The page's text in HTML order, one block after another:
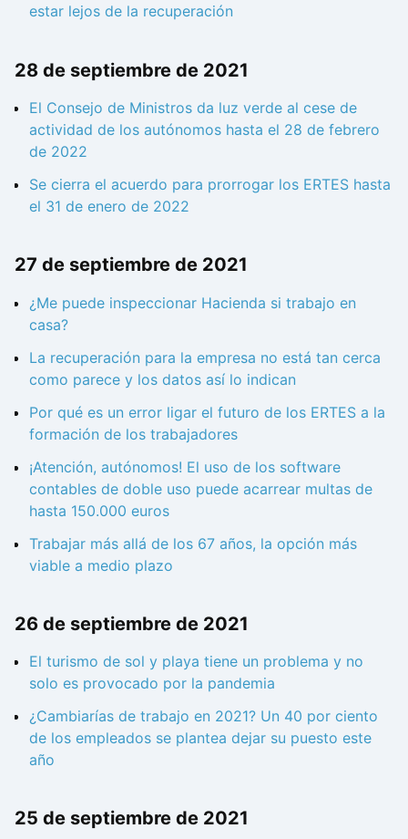
estar lejos de la recuperación
28 de septiembre de 2021
El Consejo de Ministros da luz verde al cese de
actividad de los autónomos hasta el 28 de febrero
de 2022
Se cierra el acuerdo para prorrogar los ERTES hasta
el 31 de enero de 2022
27 de septiembre de 2021
¿Me puede inspeccionar Hacienda si trabajo en
casa?
La recuperación para la empresa no está tan cerca
como parece y los datos así lo indican
Por qué es un error ligar el futuro de los ERTES a la
formación de los trabajadores
¡Atención, autónomos! El uso de los software
contables de doble uso puede acarrear multas de
hasta 150.000 euros
Trabajar más allá de los 67 años, la opción más
viable a medio plazo
26 de septiembre de 2021
El turismo de sol y playa tiene un problema y no
solo es provocado por la pandemia
¿Cambiarías de trabajo en 2021? Un 40 por ciento
de los empleados se plantea dejar su puesto este
año
25 de septiembre de 2021